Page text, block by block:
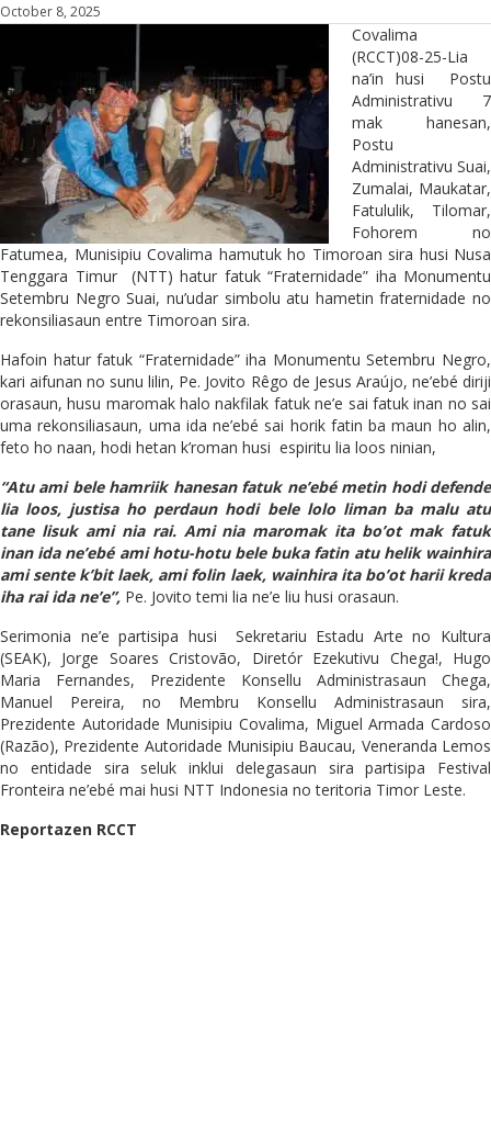
October 8, 2025
Covalima
(RCCT)08-25-Lia
na’in husi Postu
Administrativu 7
mak hanesan,
Postu
Administrativu Suai,
Zumalai, Maukatar,
Fatululik, Tilomar,
Fohorem no
Fatumea, Munisipiu Covalima hamutuk ho Timoroan sira husi Nusa
Tenggara Timur (NTT) hatur fatuk “Fraternidade” iha Monumentu
Setembru Negro Suai, nu’udar simbolu atu hametin fraternidade no
rekonsiliasaun entre Timoroan sira.
Hafoin hatur fatuk “Fraternidade” iha Monumentu Setembru Negro,
kari aifunan no sunu lilin, Pe. Jovito Rêgo de Jesus Araújo, ne’ebé diriji
orasaun, husu maromak halo nakfilak fatuk ne’e sai fatuk inan no sai
uma rekonsiliasaun, uma ida ne’ebé sai horik fatin ba maun ho alin,
feto ho naan, hodi hetan k’roman husi espiritu lia loos ninian,
“Atu ami bele hamriik hanesan fatuk ne’ebé metin hodi defende
lia loos, justisa ho perdaun hodi bele lolo liman ba malu atu
tane lisuk ami nia rai. Ami nia maromak ita bo’ot mak fatuk
inan ida ne’ebé ami hotu-hotu bele buka fatin atu helik wainhira
ami sente k’bit laek, ami folin laek, wainhira ita bo’ot harii kreda
iha rai ida ne’e”, Pe. Jovito temi lia ne’e liu husi orasaun.
Serimonia ne’e partisipa husi Sekretariu Estadu Arte no Kultura
(SEAK), Jorge Soares Cristovão, Diretór Ezekutivu Chega!, Hugo
Maria Fernandes, Prezidente Konsellu Administrasaun Chega,
Manuel Pereira, no Membru Konsellu Administrasaun sira,
Prezidente Autoridade Munisipiu Covalima, Miguel Armada Cardoso
(Razão), Prezidente Autoridade Munisipiu Baucau, Veneranda Lemos
no entidade sira seluk inklui delegasaun sira partisipa Festival
Fronteira ne’ebé mai husi NTT Indonesia no teritoria Timor Leste.
Reportazen RCCT